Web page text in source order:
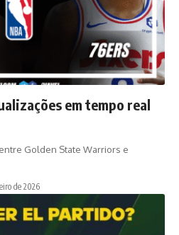
em tempo real
Golden State Warriors e
de 2026